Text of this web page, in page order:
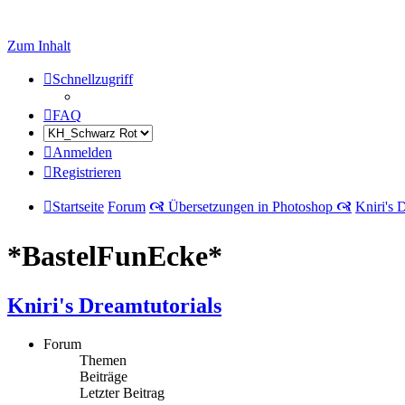
Zum Inhalt
Schnellzugriff
FAQ
Anmelden
Registrieren
Startseite Forum 🙧 Übersetzungen in Photoshop 🙧 Kniri's
*BastelFunEcke*
Kniri's Dreamtutorials
Forum
Themen
Beiträge
Letzter Beitrag